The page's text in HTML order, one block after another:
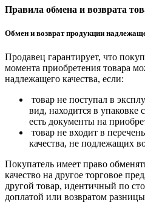
Правила обмена и возврата
Обмен и возврат продукции
Продавец гарантирует, что
момента приобретения товара
надлежащего качества, если:
товар не поступал в
вид, находится в упаковке
есть документы на
товар не входит в
качества, не подлежащих
Покупатель имеет право
качество на другое торговое
другой товар, идентичный по
доплатой или возвратом